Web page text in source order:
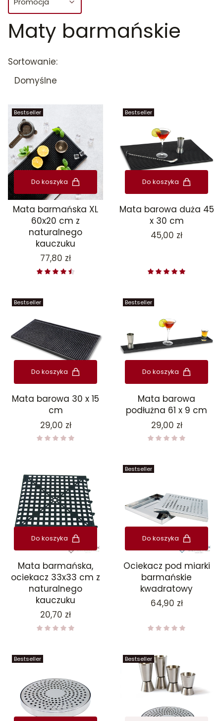
Koniec filtrów
Maty barmańskie
Lista produktów
Sortowanie:
Domyślne
Bestseller
Do koszyka
Mata barmańska XL
60x20 cm z
naturalnego
kauczuku
Cena
77,80 zł
Bestseller
Do koszyka
Mata barowa duża 45
x 30 cm
Cena
45,00 zł
Bestseller
Do koszyka
Mata barowa 30 x 15
cm
Cena
29,00 zł
Bestseller
Do koszyka
Mata barowa
podłużna 61 x 9 cm
Cena
29,00 zł
Do koszyka
Mata barmańska,
ociekacz 33x33 cm z
naturalnego
kauczuku
Cena
20,70 zł
Bestseller
Do koszyka
Ociekacz pod miarki
barmańskie
kwadratowy
Cena
64,90 zł
Bestseller Bestseller